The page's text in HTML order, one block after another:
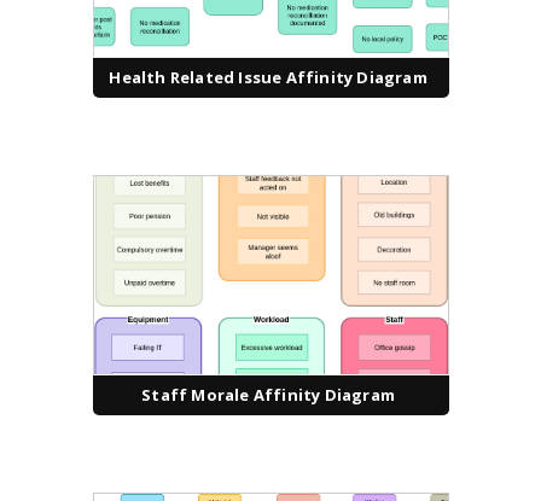
Health Related Issue Affinity Diagram
Staff Morale Affinity Diagram